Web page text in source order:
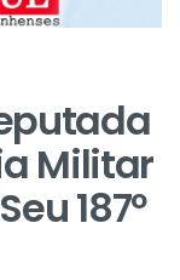
Militar
187º